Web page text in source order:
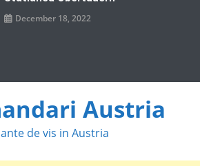
December 18, 2022
Austria
de vis in Austria